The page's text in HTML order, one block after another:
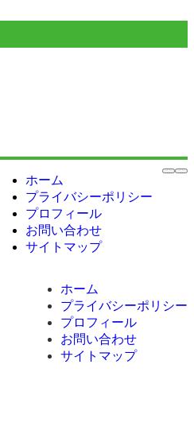
ホーム
プライバシーポリシー
プロフィール
お問い合わせ
サイトマップ
ホーム
プライバシーポリシー
プロフィール
お問い合わせ
サイトマップ